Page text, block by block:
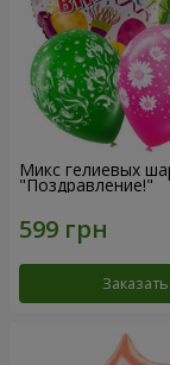
Микс гелиевых
"Поздравление!"
Заказать